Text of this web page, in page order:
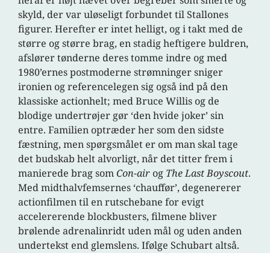
skyld, der var uløseligt forbundet til Stallones
figurer. Herefter er intet helligt, og i takt med de
større og større brag, en stadig heftigere buldren,
afslører tønderne deres tomme indre og med
1980’ernes postmoderne strømninger sniger
ironien og referencelegen sig også ind på den
klassiske actionhelt; med Bruce Willis og de
blodige undertrøjer gør ‘den hvide joker’ sin
entre. Familien optræder her som den sidste
fæstning, men spørgsmålet er om man skal tage
det budskab helt alvorligt, når det titter frem i
manierede brag somCon-air og The Last Boyscout.
Med midthalvfemsernes ‘chauffør’, degenererer
actionfilmen til en rutschebane for evigt
accelererende blockbusters, filmene bliver
brølende adrenalinridt uden mål og uden anden
undertekst end glemslens. Ifølge Schubart altså.